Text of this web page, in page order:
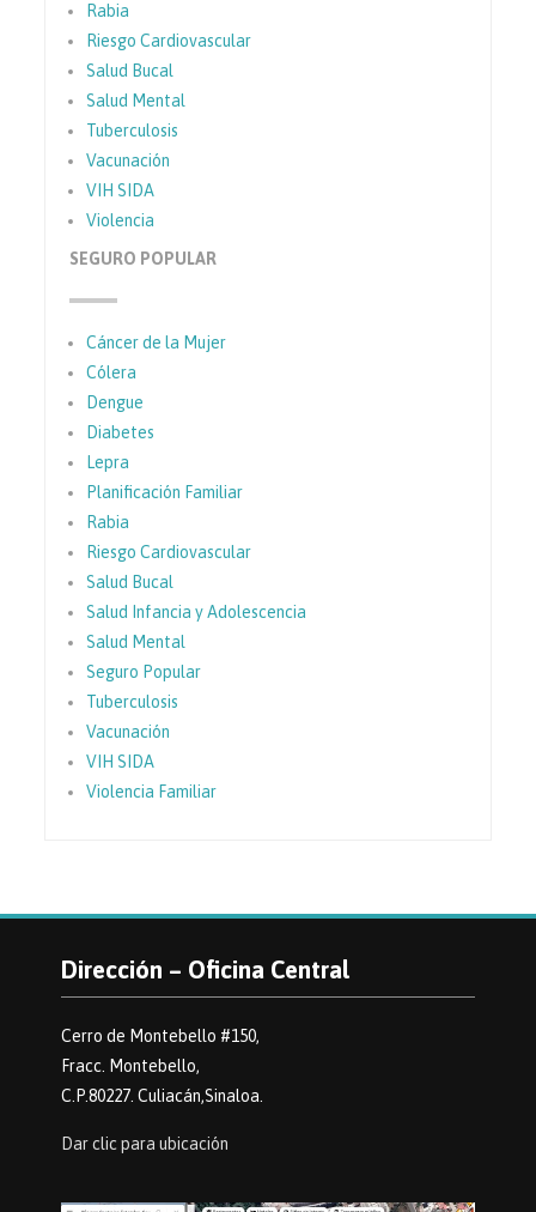
Rabia
Riesgo Cardiovascular
Salud Bucal
Salud Mental
Tuberculosis
Vacunación
VIH SIDA
Violencia
SEGURO POPULAR
Cáncer de la Mujer
Cólera
Dengue
Diabetes
Lepra
Planificación Familiar
Rabia
Riesgo Cardiovascular
Salud Bucal
Salud Infancia y Adolescencia
Salud Mental
Seguro Popular
Tuberculosis
Vacunación
VIH SIDA
Violencia Familiar
Dirección – Oficina Central
Cerro de Montebello #150,
Fracc. Montebello,
C.P.80227. Culiacán,Sinaloa.
Dar clic para ubicación